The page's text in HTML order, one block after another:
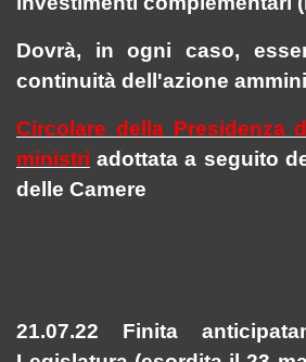
Dovrà, in ogni caso,
continuità dell'azione
Circolare della Presidenza
ministri adottata a seguito
delle Camere
21.07.22 Finita